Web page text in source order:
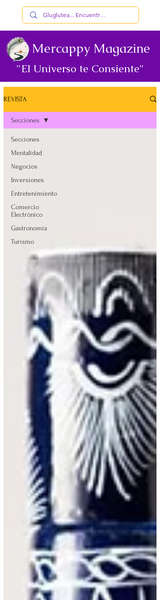
Mercappy Magazine
"El Universo te Consiente"
REVISTA
Secciones
Mentalidad
Negocios
Inversiones
Entretenimiento
Comercio
Electrónico
Gastronomía
Turismo
Secciones